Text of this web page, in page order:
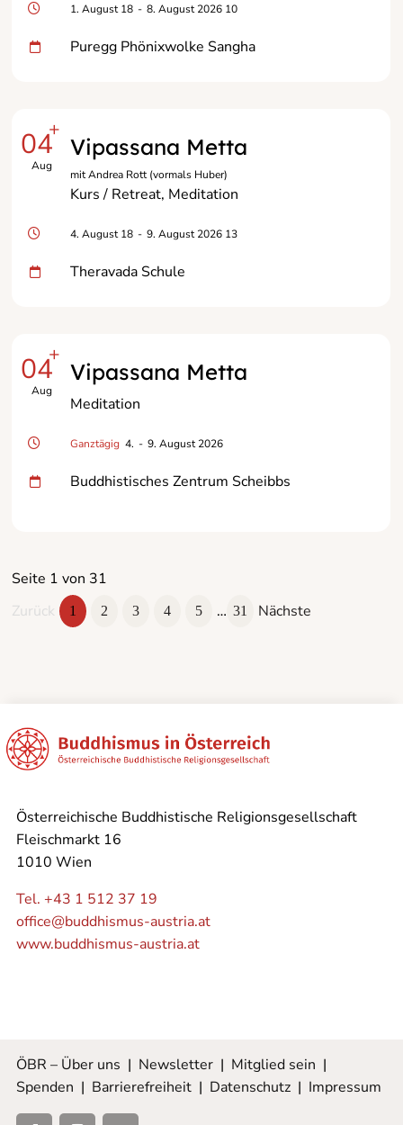
1. August 18 - 8. August 2026 10
Puregg Phönixwolke Sangha
04+
Aug
Vipassana Metta
mit Andrea Rott (vormals Huber)
Kurs / Retreat Meditation
4. August 18 - 9. August 2026 13
Theravada Schule
04+
Aug
Vipassana Metta
Meditation
Ganztägig 4. - 9. August 2026
Buddhistisches Zentrum Scheibbs
Seite 1 von 31
Zurück
1 2 3 4 5 … 31 Nächste
Österreichische Buddhistische Religionsgesellschaft
Fleischmarkt 16
1010 Wien
Tel. +43 1 512 37 19
office@buddhismus-austria.at
www.buddhismus-austria.at
ÖBR – Über uns | Newsletter| Mitglied sein |
Spenden | Barrierefreiheit| Datenschutz| Impressum